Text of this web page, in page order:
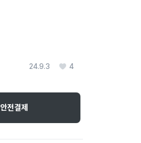
24.9.3 4
안전결제